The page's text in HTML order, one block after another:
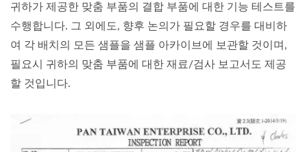
귀하가 제공한 맞춤 부품의 결합 부품에 대한 기능 테스트를
수행합니다. 그 외에도, 향후 논의가 필요할 경우를 대비하
여 각 배치의 모든 샘플을 샘플 아카이브에 보관할 것이며,
필요시 귀하의 맞춤 부품에 대한 재료/검사 보고서도 제공
할 것입니다.